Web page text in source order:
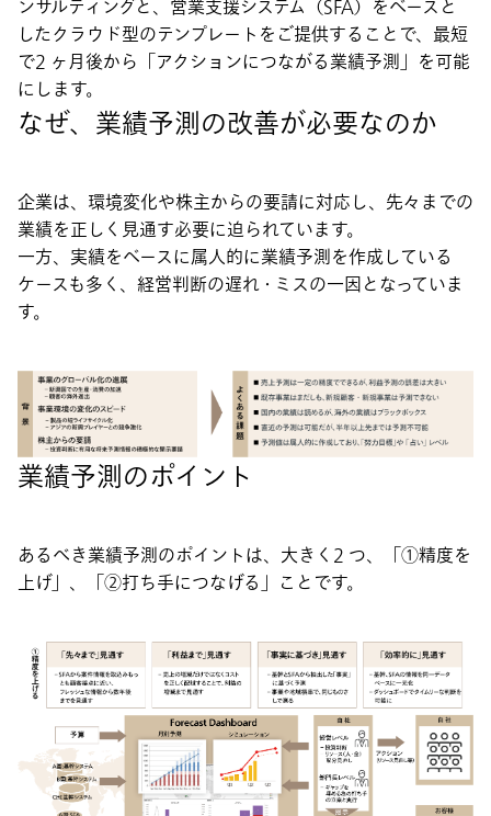
ンサルティングと、営業支援システム（SFA）をベースと
したクラウド型のテンプレートをご提供することで、最短
で2 ヶ月後から「アクションにつながる業績予測」を可能
にします。
なぜ、業績予測の改善が必要なのか
企業は、環境変化や株主からの要請に対応し、先々までの
業績を正しく見通す必要に迫られています。
一方、実績をベースに属人的に業績予測を作成している
ケースも多く、経営判断の遅れ・ミスの一因となっていま
す。
業績予測のポイント
あるべき業績予測のポイントは、大きく2 つ、「①精度を
上げ」、「②打ち手につなげる」ことです。